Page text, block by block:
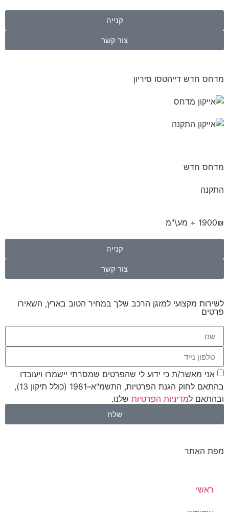
קנייה
צור קשר
מדחס חדש דייהטסו סיריון
מדחס חדש
התקנה
1900₪ + מע\"מ
קנייה
צור קשר
לשירות מקצועי למזגן הרכב שלך במחיר הטוב בארץ, השאירו
פרטים
אני מאשר/ת כי ידוע לי שהפרטים שמסרתי יישמרו ויעובדו
בהתאם לחוק הגנת הפרטיות, התשמ"א–1981 (כולל תיקון 13),
ובהתאם ל מדיניות הפרטיותשלנו.
שלח
מפת האתר
ראשי